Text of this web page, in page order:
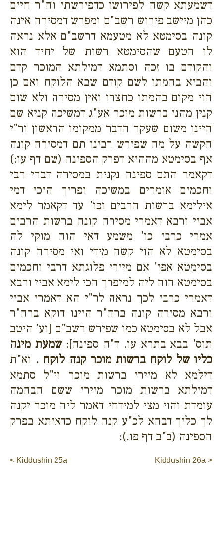
דשמעתא קשה לפירושו כדפירשתי וה"ר חיים
כהן מיישב פירוש רשב"ם ומפרש דמסירה אינה
קונה בסימטא לא מטעמא דרשב"ם אלא נראה
לו הטעם שהסימטא רשות של יחיד הוא
והקודם בו זכה וסתמא דמילתא המוכר קדם
והביא בהמתו לשם קודם שבא הלוקח ואם כן
הוי מקום בהמתו כחצרו ואין מסירה ולא שום
קנין מהני ברשות מוכר אע"ג דמשיכה קניא שם
היינו משום שעקר הדבר ממקומו הראשון ור"י
הקשה על מה שפירש רבינו תם דמסירה קונה
אף בסימטא מההיא דפרק הספינה (שם דף עו:)
דקאמר התם ספינה נקנית במסירה דברי רבי
וחכמים אומרים במשיכה ופריך היכי דמי
אילימא ברשות הרבים וכו' עד דקאמר לימא
אביי ורבא דאמרי מסירה קונה ברשות הרבים
אמרי כרבי כו' משמע דאי הוה מוקי לה
בסימטא לא הוי קשה מידי ואי מסירה קונה
בסימטא אפי' אם מיירי פלוגתא דרבי וחכמים
בסימטא הוה ליה למיפרך הכי לימא אביי ורבא
דאמרי כרבי לכך נראה לר"י הא דאמרי אביי
ורבא מסירה קונה ברה"ר היינו דוקא ברה"ר
אבל לא בסימטא כמו שפירש רשב"ם [וע' היטב
תוס' בבא בתרא עו. ד"ה ספינה]:שמעת מינה
כליו של לוקח ברשות מוכר קנה לוקח . וא"ת
דילמא לא מיירי ברשות מוכר וי"ל סתמא
דמילתא ברשות מוכר מיירי ששם הבהמה
עומדת והוי מצי למידחי דאמר ליה מוכר יקנה
לך כליך דבהא לכ"ע קנה לוקח כדאיתא בפרק
הספינה (ב"ב דף פו.):
< Kiddushin 25a Kiddushin 26a >